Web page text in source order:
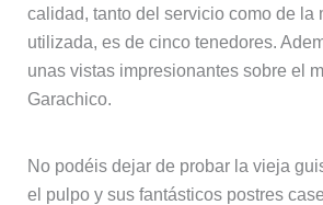
calidad, tanto del servicio como de la
utilizada, es de cinco tenedores.
unas vistas impresionantes sobre el
Garachico.
No podéis dejar de probar la vieja
el pulpo y sus fantásticos postres